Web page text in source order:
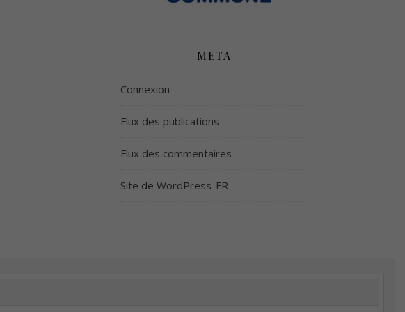
META
Connexion
Flux des publications
Flux des commentaires
Site de WordPress-FR